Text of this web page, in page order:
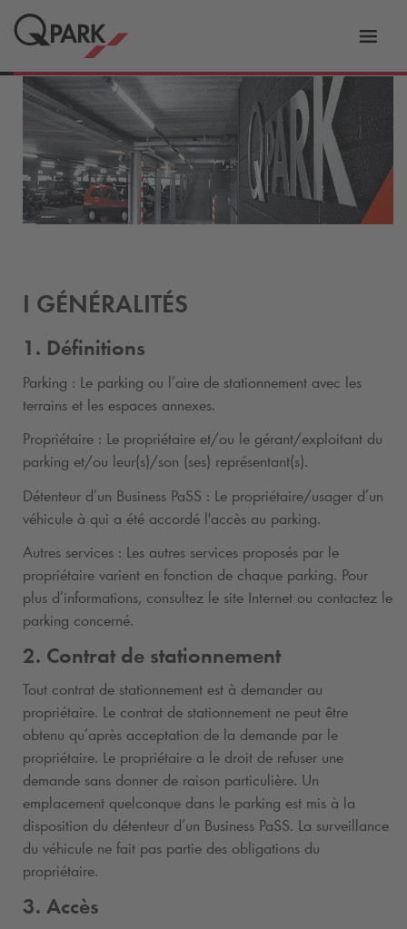
vers
I GÉNÉRALITÉS
1. Définitions
Parking : Le parking ou l’aire de stationnement avec les
terrains et les espaces annexes.
Propriétaire : Le propriétaire et/ou le gérant/exploitant du
parking et/ou leur(s)/son (ses) représentant(s).
Détenteur d’un Business PaSS : Le propriétaire/usager d’un
véhicule à qui a été accordé l'accès au parking.
Autres services : Les autres services proposés par le
propriétaire varient en fonction de chaque parking. Pour
plus d’informations, consultez le site Internet ou contactez le
parking concerné.
2. Contrat de stationnement
Tout contrat de stationnement est à demander au
propriétaire. Le contrat de stationnement ne peut être
obtenu qu’après acceptation de la demande par le
propriétaire. Le propriétaire a le droit de refuser une
demande sans donner de raison particulière. Un
emplacement quelconque dans le parking est mis à la
disposition du détenteur d’un Business PaSS. La surveillance
du véhicule ne fait pas partie des obligations du
propriétaire.
3. Accès